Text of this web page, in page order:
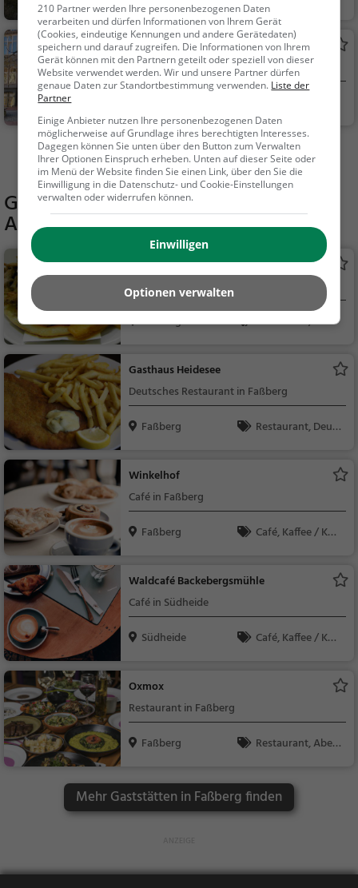
Natur
Filzwelt Soltau (Felto)
Museum in Soltau
Mehr Aktivitäten in Faßberg finden
Gaststätten in der Nähe von
Anlage Faßberg
Akropolis
Griechisches Restaurant in Faßberg
Faßberg
Restaurant, Griec
Gasthaus Heidesee
Deutsches Restaurant in Faßberg
Faßberg
Restaurant, Deuts
Winkelhof
Café in Faßberg
Faßberg
Café, Kaffee / Kuc
Waldcafé Backebergsmühle
Café in Südheide
Südheide
Café, Kaffee / Kuc
Oxmox
Restaurant in Faßberg
Faßberg
Restaurant, Aben
Mehr Gaststätten in Faßberg finden
210 Partner werden Ihre personenbezogenen Daten
verarbeiten und dürfen Informationen von Ihrem Gerät
(Cookies, eindeutige Kennungen und andere Gerätedaten)
speichern und darauf zugreifen. Die Informationen von Ihrem
Gerät können mit den Partnern geteilt oder speziell von dieser
Website verwendet werden. Wir und unsere Partner dürfen
genaue Daten zur Standortbestimmung verwenden. Liste der
Partner
Einige Anbieter nutzen Ihre personenbezogenen Daten
möglicherweise auf Grundlage ihres berechtigten Interesses.
Dagegen können Sie unten über den Button zum Verwalten
Ihrer Optionen Einspruch erheben. Unten auf dieser Seite oder
im Menü der Website finden Sie einen Link, über den Sie die
Einwilligung in die Datenschutz- und Cookie-Einstellungen
verwalten oder widerrufen können.
Einwilligen
Optionen verwalten